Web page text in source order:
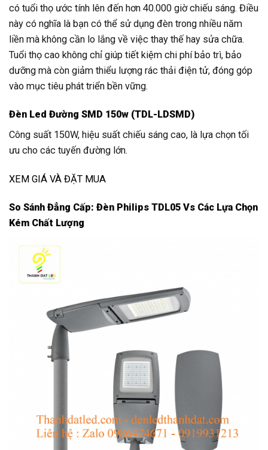
có tuổi thọ ước tính lên đến hơn 40.000 giờ chiếu sáng. Điều
này có nghĩa là bạn có thể sử dụng đèn trong nhiều năm
liền mà không cần lo lắng về việc thay thế hay sửa chữa.
Tuổi thọ cao không chỉ giúp tiết kiệm chi phí bảo trì, bảo
dưỡng mà còn giảm thiểu lượng rác thải điện tử, đóng góp
vào mục tiêu phát triển bền vững.
Đèn Led Đường SMD 150w (TDL-LDSMD)
Công suất 150W, hiệu suất chiếu sáng cao, là lựa chọn tối
ưu cho các tuyến đường lớn.
XEM GIÁ VÀ ĐẶT MUA
So Sánh Đẳng Cấp: Đèn Philips TDL05 Vs Các Lựa Chọn
Kém Chất Lượng